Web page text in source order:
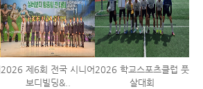
2026 제6회 전국 시니어
보디빌딩&..
2026 학교스포츠클럽 풋
살대회